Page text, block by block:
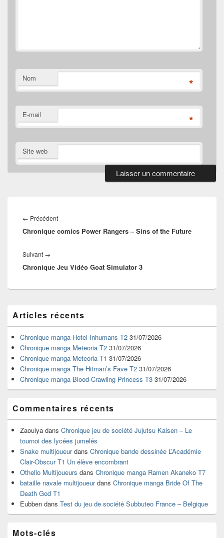
Nom *
E-mail *
Site web
de
l’article
← PrécédentArticle
précédent :
Chronique comics Power Rangers – Sins of the Future
Suivant →
suivant :
Chronique Jeu Vidéo Goat Simulator 3
principale
de
widget
pour
barre
latérale
Articles récents
Chronique manga Hotel Inhumans T2 31/07/2026
Chronique manga Meteoria T2 31/07/2026
Chronique manga Meteoria T1 31/07/2026
Chronique manga The Hitman’s Fave T2 31/07/2026
Chronique manga Blood-Crawling Princess T3 31/07/2026
Commentaires récents
Zaouiya dans Chronique jeu de société Jujutsu Kaisen – Le
tournoi des lycées jumelés
Snake multijoueurdans Chronique bande dessinée L’Académie
Clair-Obscur T1 Un élève encombrant
Othello Multijoueurs dans Chronique manga Ramen Akaneko T7
bataille navale multijoueurdans Chronique manga Bride Of The
Death God T1
Eubben dans Test du jeu de société Subbuteo France – Belgique
Mots-clés